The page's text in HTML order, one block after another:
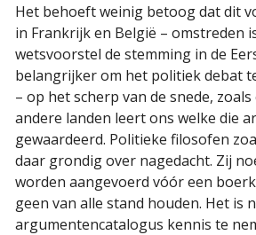
Het behoeft weinig betoog dat dit
in Frankrijk en België – omstreden
wetsvoorstel de stemming in de
belangrijker om het politiek debat
– op het scherp van de snede,
andere landen leert ons welke die
gewaardeerd. Politieke filosofen
daar grondig over nagedacht. Zij
worden aangevoerd vóór een
geen van alle stand houden. Het is
argumentencatalogus kennis te